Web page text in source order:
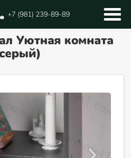
+7 (981) 239-89-89
Уютная комната